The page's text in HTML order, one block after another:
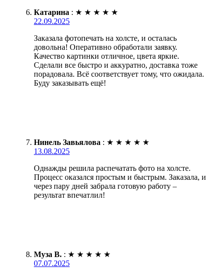
Катарина : ★ ★ ★ ★ ★
22.09.2025
Заказала фотопечать на холсте, и осталась
довольна! Оперативно обработали заявку.
Качество картинки отличное, цвета яркие.
Сделали все быстро и аккуратно, доставка тоже
порадовала. Всё соответствует тому, что ожидала.
Буду заказывать ещё!
Нинель Завьялова : ★ ★ ★ ★ ★
13.08.2025
Однажды решила распечатать фото на холсте.
Процесс оказался простым и быстрым. Заказала, и
через пару дней забрала готовую работу –
результат впечатлил!
Муза В. : ★ ★ ★ ★ ★
07.07.2025